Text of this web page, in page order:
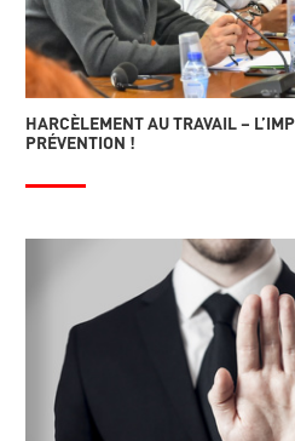
HARCÈLEMENT AU TRAVAIL –
PRÉVENTION !